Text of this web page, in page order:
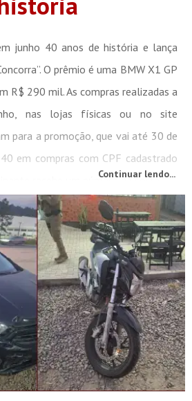
junho 40 anos de história e lança
O prêmio é uma BMW X1 GP
R$ 290 mil. As compras realizadas a
nas lojas físicas ou no site
para a promoção, que vai até 30 de
em compras com CPF cadastrado
recebe um número da sorte...
Continuar lendo...